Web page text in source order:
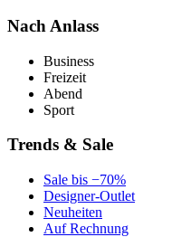
Nach Anlass
Business
Freizeit
Abend
Sport
Trends & Sale
Sale bis −70%
Designer-Outlet
Neuheiten
Auf Rechnung